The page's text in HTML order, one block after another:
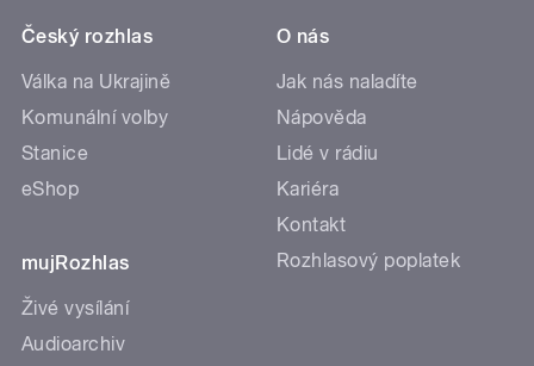
Český rozhlas
Válka na Ukrajině
Komunální volby
Stanice
eShop
mujRozhlas
Živé vysílání
Audioarchiv
O nás
Jak nás naladíte
Nápověda
Lidé v rádiu
Kariéra
Kontakt
Rozhlasový poplatek